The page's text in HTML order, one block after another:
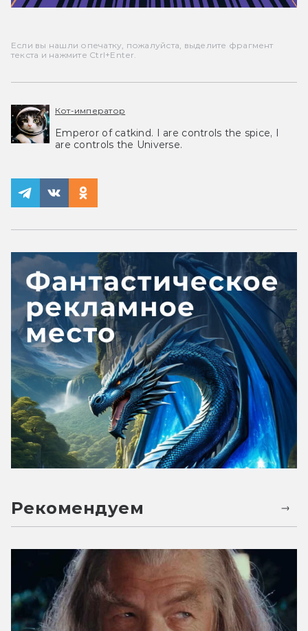
Если вы нашли опечатку, пожалуйста, выделите фрагмент
текста и нажмите Ctrl+Enter.
Кот-император
Emperor of catkind. I are controls the spice, I
are controls the Universe.
Рекомендуем